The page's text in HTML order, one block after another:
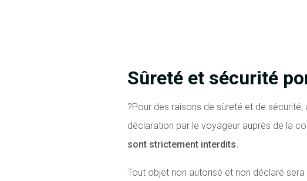
Sûreté et sécurité
?Pour des raisons de sûreté et de
déclaration par le voyageur auprès de la
sont strictement interdits.
Tout objet non autorisé et non déclaré